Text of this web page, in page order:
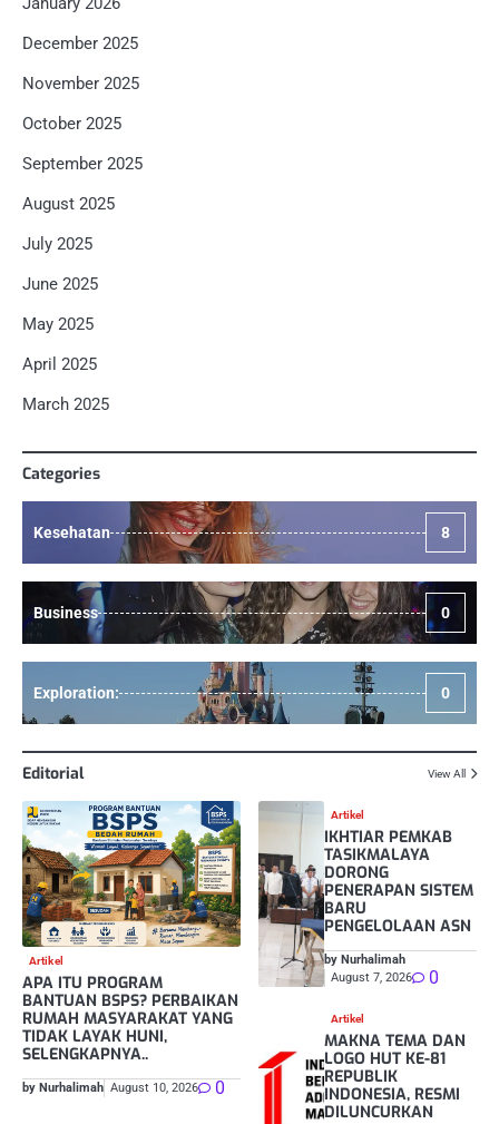
December 2025
November 2025
October 2025
September 2025
August 2025
July 2025
June 2025
May 2025
April 2025
March 2025
Categories
Kesehatan 8
Business 0
Exploration: 0
Editorial View All
Artikel
APA ITU PROGRAM
BANTUAN BSPS? PERBAIKAN
RUMAH MASYARAKAT YANG
TIDAK LAYAK HUNI,
SELENGKAPNYA..
by Nurhalimah August 10, 2026 0
Artikel
IKHTIAR PEMKAB
TASIKMALAYA
DORONG
PENERAPAN SISTEM
BARU
PENGELOLAAN ASN
by Nurhalimah
August 7, 2026
0
Artikel
MAKNA TEMA DAN
LOGO HUT KE-81
REPUBLIK
INDONESIA, RESMI
DILUNCURKAN